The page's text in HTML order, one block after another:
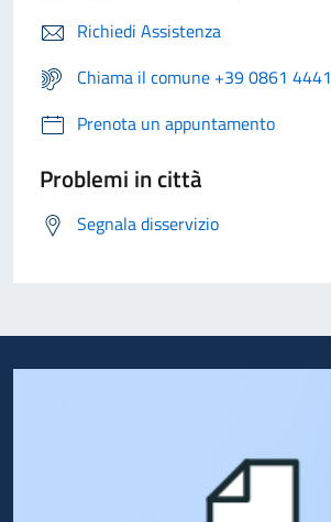
Richiedi Assistenza
Chiama il comune +39 0861 4441
Prenota un appuntamento
Problemi in città
Segnala disservizio